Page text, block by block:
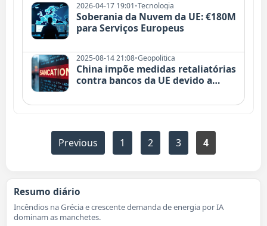
2026-04-17 19:01•Tecnologia
Soberania da Nuvem da UE: €180M
para Serviços Europeus
2025-08-14 21:08•Geopolitica
China impõe medidas retaliatórias
contra bancos da UE devido a
Previous 1 2 3 4
Resumo diário
Incêndios na Grécia e crescente demanda de energia por IA
dominam as manchetes.